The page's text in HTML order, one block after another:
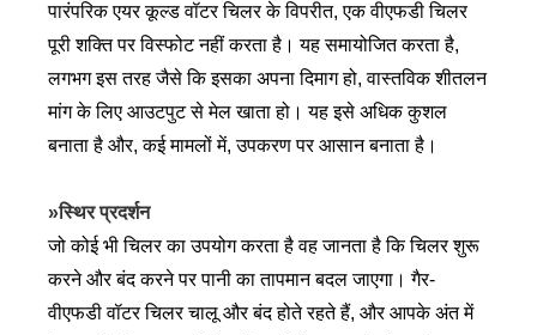
पारंपरिक एयर कूल्ड वॉटर चिलर के विपरीत, एक वीएफडी चिलर
पूरी शक्ति पर विस्फोट नहीं करता है। यह समायोजित करता है,
लगभग इस तरह जैसे कि इसका अपना दिमाग हो, वास्तविक शीतलन
मांग के लिए आउटपुट से मेल खाता हो। यह इसे अधिक कुशल
बनाता है और, कई मामलों में, उपकरण पर आसान बनाता है।
»स्थिर प्रदर्शन
जो कोई भी चिलर का उपयोग करता है वह जानता है कि चिलर शुरू
करने और बंद करने पर पानी का तापमान बदल जाएगा। गैर-
वीएफडी वॉटर चिलर चालू और बंद होते रहते हैं, और आपके अंत में